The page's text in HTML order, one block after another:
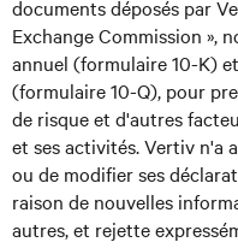
documents déposés par
Exchange Commission »,
annuel (formulaire 10-K)
(formulaire 10-Q), pour
de risque et d'autres
et ses activités. Vertiv n'a
ou de modifier ses
raison de nouvelles
autres, et rejette